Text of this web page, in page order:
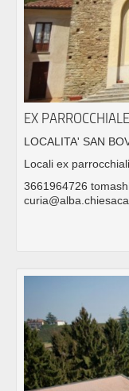
EX
LOCALITA' SAN
Locali ex parrocchiali
3661964726